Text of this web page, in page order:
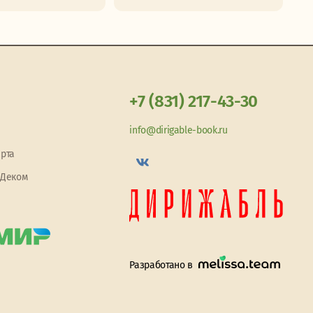
+7 (831) 217-43-30
info@dirigable-book.ru
Разработано в